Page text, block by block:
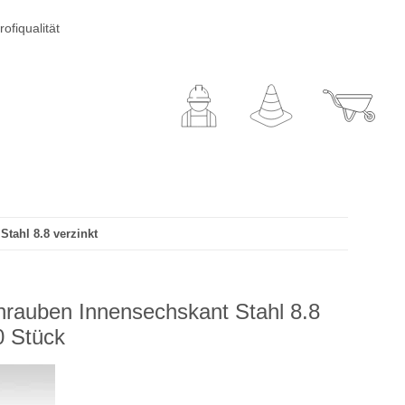
8.8 verzinkt
Innensechskant Stahl 8.8
Stück